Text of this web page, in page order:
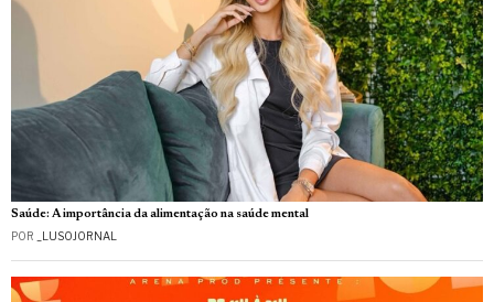
Saúde: A importância da alimentação na saúde mental
POR _LUSOJORNAL